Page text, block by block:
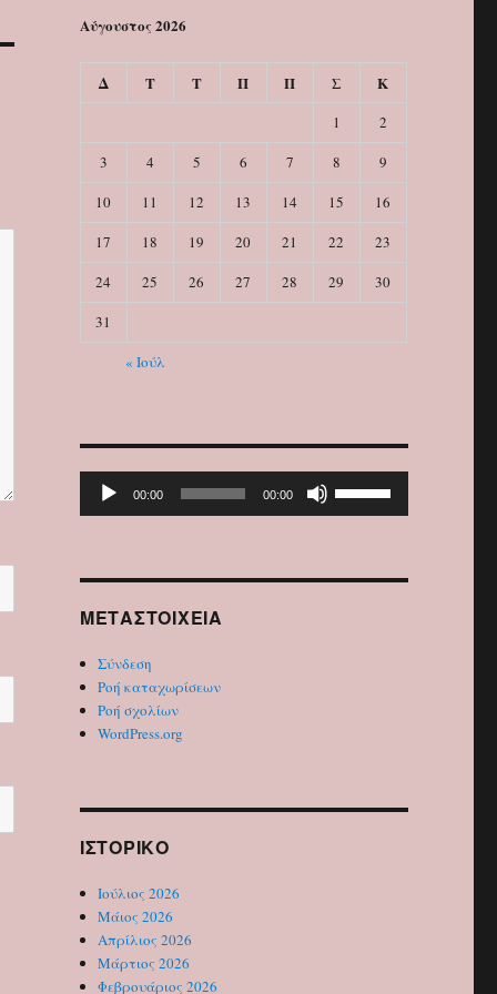
Αύγουστος 2026
Δ Τ Τ Π Π Σ Κ
1
2
3
4 5 6 7 8
9
10
11 12 13 14 15
16
17
18 19 20 21 22
23
24
25 26 27 28 29
30
31
« Ιούλ
Πρόγραμμα
Αναπαραγωγής
00:00 00:00
Κάτω
ΜΕΤΑΣΤΟΙΧΕΊΑ
Σύνδεση
Ροή καταχωρίσεων
Ροή σχολίων
WordPress.org
ΙΣΤΟΡΙΚΌ
Ιούλιος 2026
Μάιος 2026
Απρίλιος 2026
Μάρτιος 2026
Φεβρουάριος 2026